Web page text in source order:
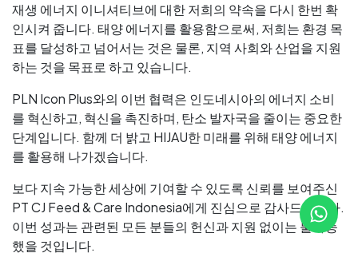
재생 에너지 이니셔티브에 대한 저희의 약속을 다시 한번 확
인시켜 줍니다. 태양 에너지를 활용함으로써, 저희는 환경 목
표를 달성하고 넘어서는 것은 물론, 지역 사회와 산업을 지원
하는 것을 목표로 하고 있습니다.
PLN Icon Plus와의 이번 협력은 인도네시아의 에너지 소비
를 혁신하고, 혁신을 촉진하며, 탄소 발자국을 줄이는 중요한
단계입니다. 함께 더 밝고 HIJAU한 미래를 위해 태양 에너지
를 활용해 나가겠습니다.
보다 지속 가능한 세상에 기여할 수 있도록 신뢰를 보여주신
PT CJ Feed & Care Indonesia에게 진심으로 감사드립니다.
이번 성과는 관련된 모든 분들의 헌신과 지원 없이는 불가능
했을 것입니다.